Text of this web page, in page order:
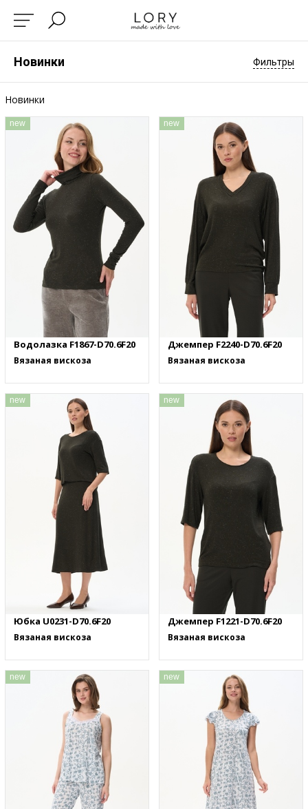
Новинки Фильтры
Новинки
new
Водолазка F1867-D70.6F20
Вязаная вискоза
new
Джемпер F2240-D70.6F20
Вязаная вискоза
new
Юбка U0231-D70.6F20
Вязаная вискоза
new
Джемпер F1221-D70.6F20
Вязаная вискоза
new new